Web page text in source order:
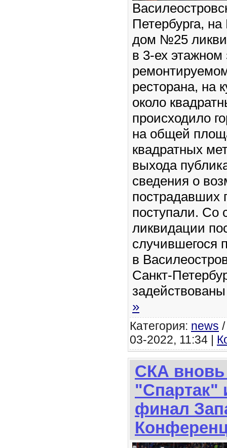
Петербурга,
дом №25
в 3-ех этажном
ресторана, на
около
происходило
на общей
квадратных
выхода
сведения о
пострадавших
поступали. Со
ликвидации
случившегося
в
Санкт-
»
Категория: news
03-2022, 11:34 |
СКА
финал